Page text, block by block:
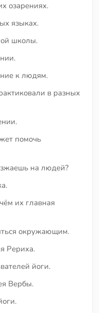
озарениях.
языках.
школы.
к людям.
в разных
помочь
на людей?
их главная
окружающим.
Рериха.
йоги.
Вербы.